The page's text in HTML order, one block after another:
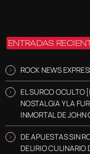
ENTRADAS
ROCK NEWS
EL SURCO OCULTO
NOSTALGIA Y LA
INMORTAL DE JOHN
DE APUESTAS SIN
DELIRIO CULINARIO